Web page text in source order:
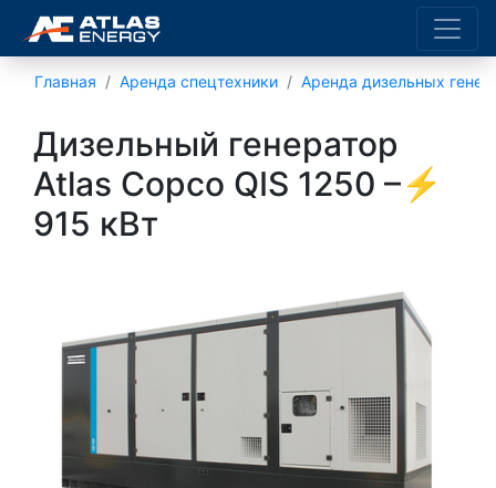
Главная Аренда спецтехники Аренда дизельных
Дизельный генератор
Atlas Copco QIS 1250 –⚡
915 кВт